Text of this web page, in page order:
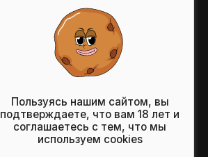
Пользуясь нашим сайтом, вы
подтверждаете, что вам 18 лет и
соглашаетесь с тем, что мы
используем cookies